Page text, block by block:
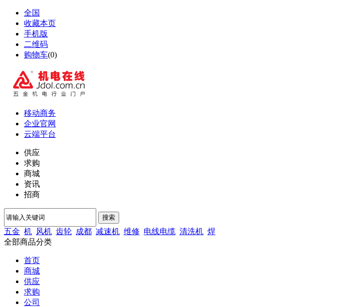
全国
收藏本页
手机版
二维码
购物车(0)
移动商务
企业官网
云端平台
供应
求购
商城
资讯
招商
搜索
五金 机 风机 齿轮 成都 减速机 维修 电线电缆 清洗机 焊
全部商品分类
首页
商城
供应
求购
公司